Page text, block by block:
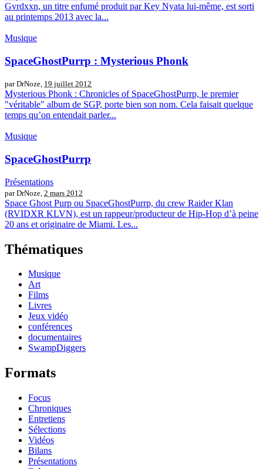
Gvrdxxn, un titre enfumé produit par Key Nyata lui-même, est sorti
au printemps 2013 avec la...
Musique
SpaceGhostPurrp : Mysterious Phonk
par DrNoze, 19 juillet 2012
Mysterious Phonk : Chronicles of SpaceGhostPurrp, le premier
"véritable" album de SGP, porte bien son nom. Cela faisait quelque
temps qu’on entendait parler...
Musique
SpaceGhostPurrp
Présentations
par DrNoze, 2 mars 2012
Space Ghost Purp ou SpaceGhostPurrp, du crew Raider Klan
(RVIDXR KLVN), est un rappeur/producteur de Hip-Hop d’à peine
20 ans et originaire de Miami. Les...
Thématiques
Musique
Art
Films
Livres
Jeux vidéo
conférences
documentaires
SwampDiggers
Formats
Focus
Chroniques
Entretiens
Sélections
Vidéos
Bilans
Présentations